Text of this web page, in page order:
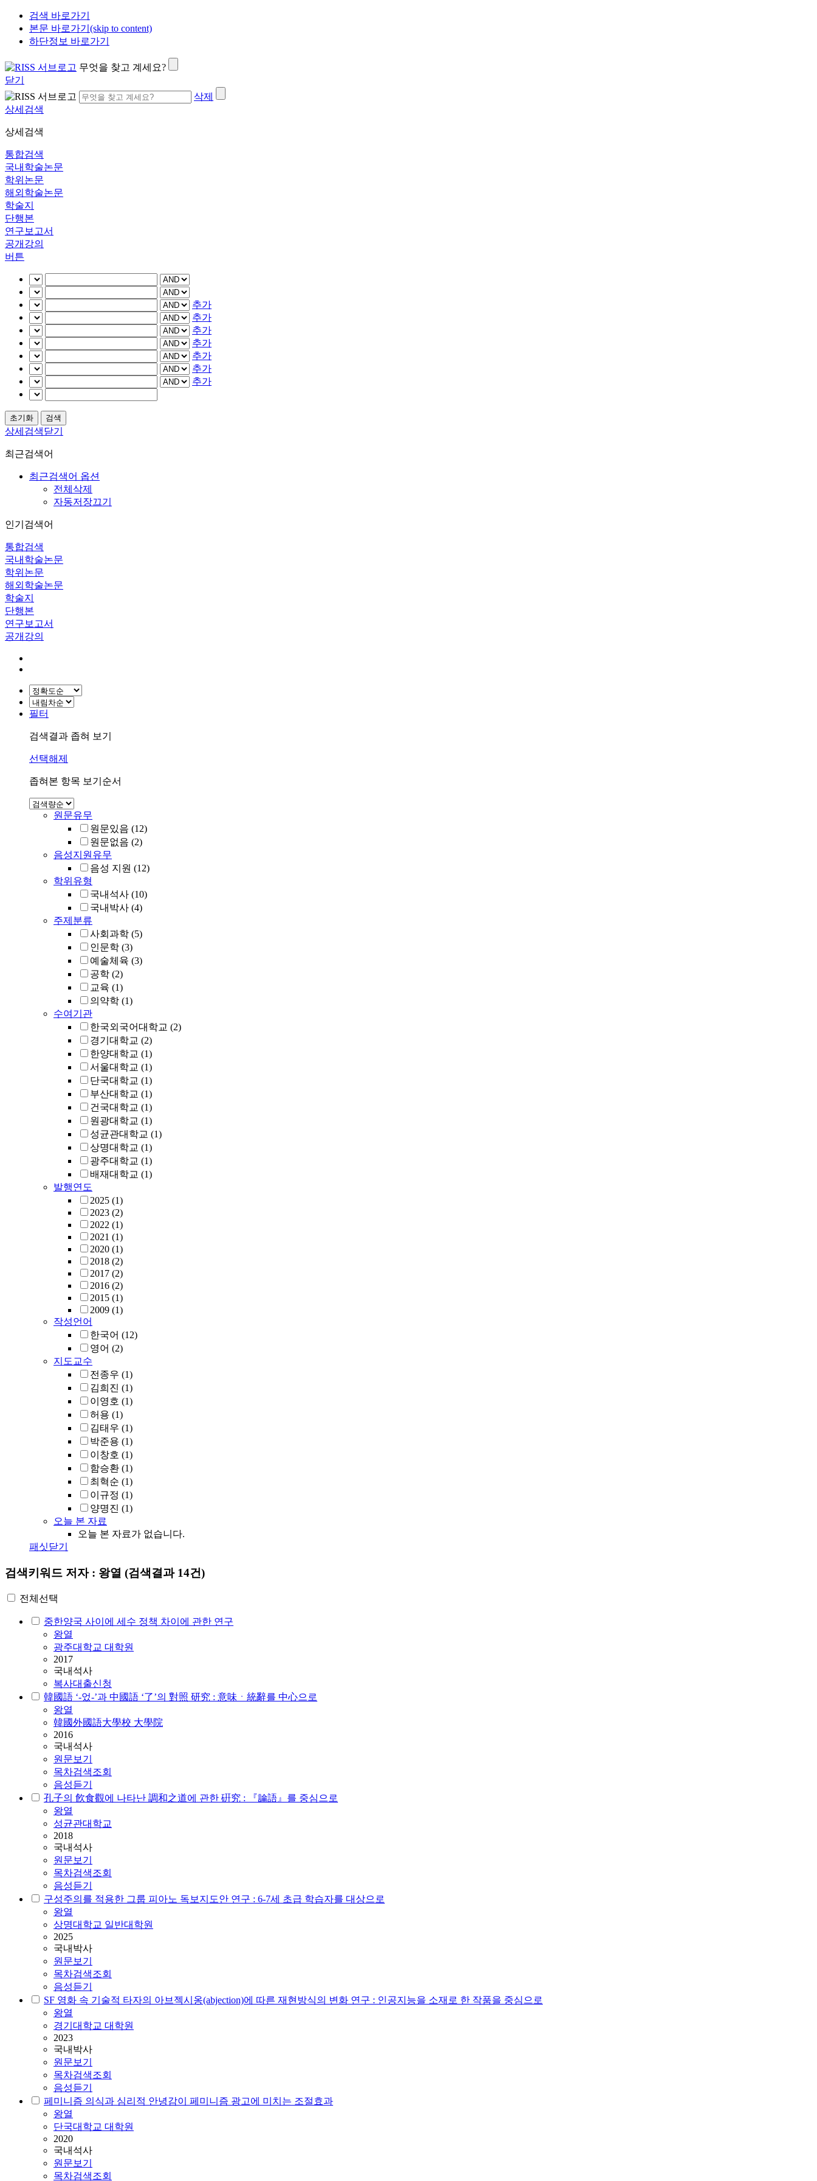
검색 바로가기
본문 바로가기(skip to content)
하단정보 바로가기
무엇을 찾고 계세요?
닫기
삭제
상세검색
상세검색
통합검색
국내학술논문
학위논문
해외학술논문
학술지
단행본
연구보고서
공개강의
버튼
추가
추가
추가
추가
추가
추가
추가
상세검색닫기
최근검색어
최근검색어 옵션
전체삭제
자동저장끄기
인기검색어
통합검색
국내학술논문
학위논문
해외학술논문
학술지
단행본
연구보고서
공개강의
필터
검색결과 좁혀 보기
선택해제
좁혀본 항목 보기순서
원문유무
원문있음 (12)
원문없음 (2)
음성지원유무
음성 지원 (12)
학위유형
국내석사 (10)
국내박사 (4)
주제분류
사회과학 (5)
인문학 (3)
예술체육 (3)
공학 (2)
교육 (1)
의약학 (1)
수여기관
한국외국어대학교 (2)
경기대학교 (2)
한양대학교 (1)
서울대학교 (1)
단국대학교 (1)
부산대학교 (1)
건국대학교 (1)
원광대학교 (1)
성균관대학교 (1)
상명대학교 (1)
광주대학교 (1)
배재대학교 (1)
발행연도
2025 (1)
2023 (2)
2022 (1)
2021 (1)
2020 (1)
2018 (2)
2017 (2)
2016 (2)
2015 (1)
2009 (1)
작성언어
한국어 (12)
영어 (2)
지도교수
전종우 (1)
김희진 (1)
이영호 (1)
허용 (1)
김태우 (1)
박준용 (1)
이창호 (1)
함승환 (1)
최혁순 (1)
이규정 (1)
양명진 (1)
오늘 본 자료
오늘 본 자료가 없습니다.
패싯닫기
검색키워드 저자 : 왕열 (검색결과 14건)
전체선택
중한양국 사이에 세수 정책 차이에 관한 연구
왕열
광주대학교 대학원
2017
국내석사
복사대출신청
韓國語 ‘-었-’과 中國語 ‘了’의 對照 研究 : 意味ㆍ統辭를 中心으로
왕열
韓國外國語大學校 大學院
2016
국내석사
원문보기
목차검색조회
음성듣기
孔子의 飮食觀에 나타난 調和之道에 관한 硏究 : 『論語』를 중심으로
왕열
성균관대학교
2018
국내석사
원문보기
목차검색조회
음성듣기
구성주의를 적용한 그룹 피아노 독보지도안 연구 : 6-7세 초급 학습자를 대상으로
왕열
상명대학교 일반대학원
2025
국내박사
원문보기
목차검색조회
음성듣기
SF 영화 속 기술적 타자의 아브젝시옹(abjection)에 따른 재현방식의 변화 연구 : 인공지능을 소재로 한 작품을 중심으로
왕열
경기대학교 대학원
2023
국내박사
원문보기
목차검색조회
음성듣기
페미니즘 의식과 심리적 안녕감이 페미니즘 광고에 미치는 조절효과
왕열
단국대학교 대학원
2020
국내석사
원문보기
목차검색조회